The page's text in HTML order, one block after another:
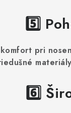
5️⃣
pri
6️⃣